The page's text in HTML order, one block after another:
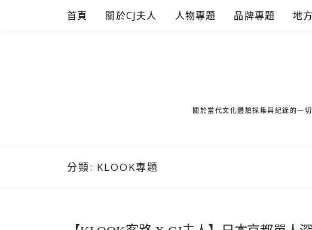
首頁 關於CJ夫人 人物專題 品牌專題 地
關於當代文化體驗採集與紀錄的一
分類: KLOOK專題